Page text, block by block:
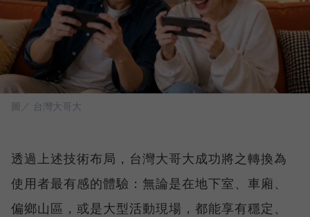
圖／ 台灣大哥大
透過上述技術布局，台灣大哥大成功將之轉換為
使用者最有感的體驗：無論是在地下室、車廂、
偏鄉山區，或是大型活動現場，都能享有穩定、